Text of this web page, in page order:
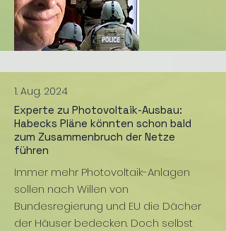
1. Aug. 2024
Experte zu Photovoltaik-Ausbau:
Habecks Pläne könnten schon bald
zum Zusammenbruch der Netze
führen
Immer mehr Photovoltaik-Anlagen
sollen nach Willen von
Bundesregierung und EU die Dächer
der Häuser bedecken. Doch selbst